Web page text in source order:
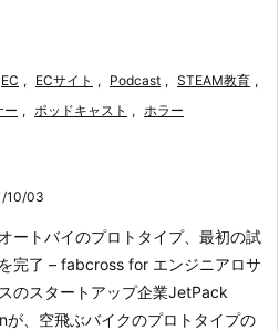
EC , ECサイト , Podcast , STEAM教育 ,
ー , ポッドキャスト , ホラー
10/03
ートバイのプロトタイプ、最初の試
完了 – fabcross for エンジニアロサ
のスタートアップ企業JetPack
が、空飛ぶバイクのプロトタイプの